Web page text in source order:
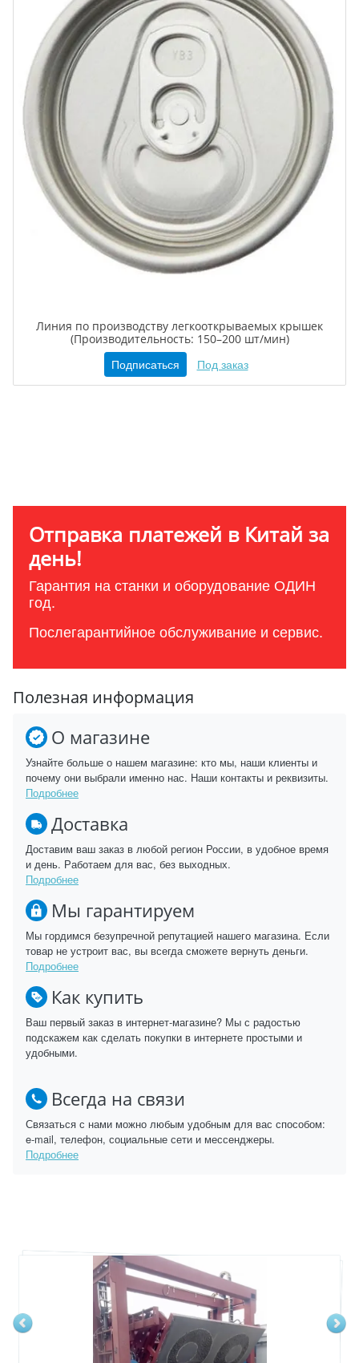
Линия по производству легкооткрываемых крышек
(Производительность: 150–200 шт/мин)
Подписаться Под заказ
Отправка платежей в Китай за
день!
Гарантия на станки и оборудование ОДИН
год.
Послегарантийное обслуживание и сервис.
Полезная информация
О магазине
Узнайте больше о нашем магазине: кто мы, наши клиенты и
почему они выбрали именно нас. Наши контакты и реквизиты.
Подробнее
Доставка
Доставим ваш заказ в любой регион России, в удобное время
и день. Работаем для вас, без выходных.
Подробнее
Мы гарантируем
Мы гордимся безупречной репутацией нашего магазина. Если
товар не устроит вас, вы всегда сможете вернуть деньги.
Подробнее
Как купить
Ваш первый заказ в интернет-магазине? Мы с радостью
подскажем как сделать покупки в интернете простыми и
удобными.
Всегда на связи
Связаться с нами можно любым удобным для вас способом:
e-mail, телефон, социальные сети и мессенджеры.
Подробнее